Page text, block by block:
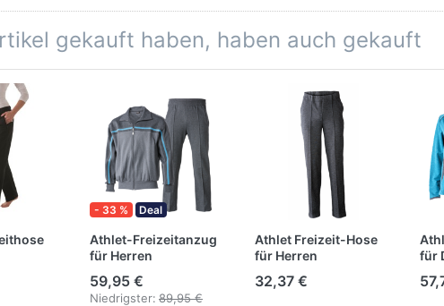
Baumwolle, 20%
Polyester
Baumwolle, 45%
gekauft haben, haben auch gekauft
- 33 % Deal
Athlet-Freizeitanzug
für Herren
59,95 €
Niedrigster: 89,95 €
Athlet Freizeit-Hose
für Herren
32,37 €
für